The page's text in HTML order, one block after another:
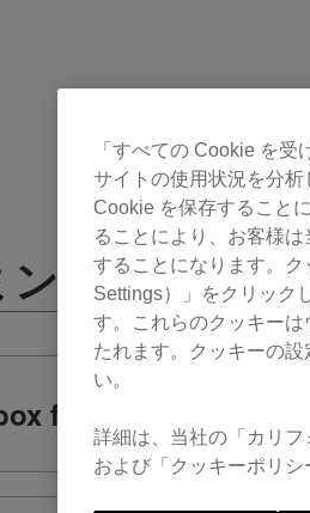
グ音楽配信
for iOSが対応して
「すべての Cookie を
サイトの使用状況を分
Cookie を保存すること
ることにより、お客様
することになります。
Settings）」をクリック
す。これらのクッキー
たれます。クッキーの
い。
詳細は、当社の「カリ
および「クッキーポリシ